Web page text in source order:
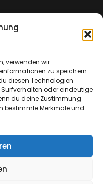
verwenden wir
zu speichern
diesen Technologien
oder eindeutige
du deine Zustimmung
bestimmte Merkmale und